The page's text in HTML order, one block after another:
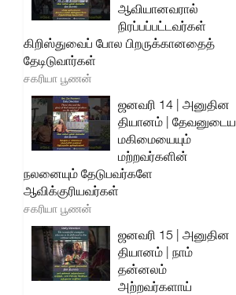
ஆவியானவரால்
நிரப்பப்பட்டவர்கள்
கிறிஸ்துவைப் போல பிறருக்கானதைத்
தேடிடுவார்கள்
சகரியா பூணன்
ஜனவரி 14 | அனுதின
தியானம் | தேவனுடைய
மகிமையையும்
மற்றவர்களின்
நலனையும் தேடுபவர்களே
ஆவிக்குரியவர்கள்
சகரியா பூணன்
ஜனவரி 15 | அனுதின
தியானம் | நாம்
தன்னலம்
அற்றவர்களாய்